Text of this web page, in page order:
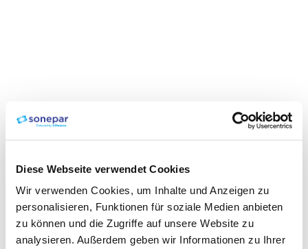
Diese Webseite verwendet Cookies
Wir verwenden Cookies, um Inhalte und Anzeigen zu
personalisieren, Funktionen für soziale Medien anbieten
zu können und die Zugriffe auf unsere Website zu
analysieren. Außerdem geben wir Informationen zu Ihrer